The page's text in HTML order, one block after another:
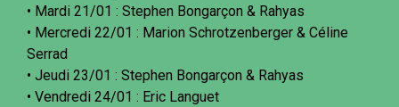
• Mardi 21/01 : Stephen Bongarçon & Rahyas
• Mercredi 22/01 : Marion Schrotzenberger & Céline
Serrad
• Jeudi 23/01 : Stephen Bongarçon & Rahyas
• Vendredi 24/01 : Eric Languet